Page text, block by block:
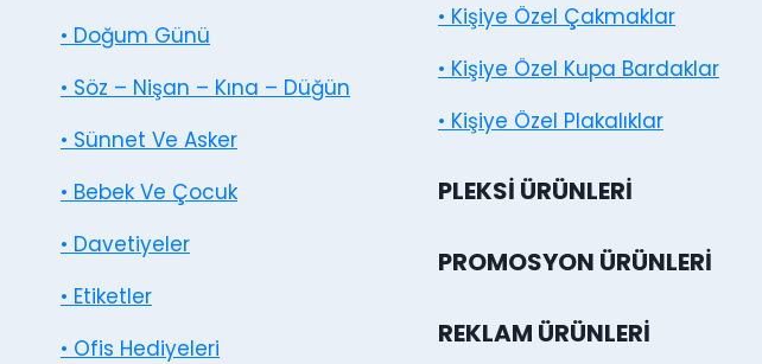
• Doğum Günü
• Söz – Nişan – Kına – Düğün
• Sünnet Ve Asker
• Bebek Ve Çocuk
• Davetiyeler
• Etiketler
• Ofis Hediyeleri
• Kişiye Özel Çakmaklar
• Kişiye Özel Kupa Bardaklar
• Kişiye Özel Plakalıklar
PLEKSI ÜRÜNLERI
PROMOSYON ÜRÜNLERI
REKLAM ÜRÜNLERI